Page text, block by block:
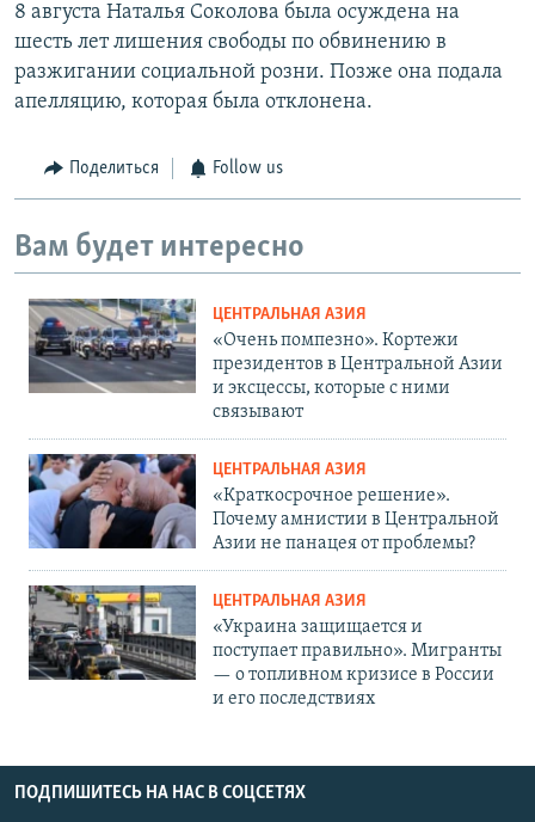
8 августа Наталья Соколова была осуждена на
шесть лет лишения свободы по обвинению в
разжигании социальной розни. Позже она подала
апелляцию, которая была отклонена.
Поделиться Follow us
Вам будет интересно
ЦЕНТРАЛЬНАЯ АЗИЯ
«Очень помпезно». Кортежи
президентов в Центральной Азии
и эксцессы, которые с ними
связывают
ЦЕНТРАЛЬНАЯ АЗИЯ
«Краткосрочное решение».
Почему амнистии в Центральной
Азии не панацея от проблемы?
ЦЕНТРАЛЬНАЯ АЗИЯ
«Украина защищается и
поступает правильно». Мигранты
— о топливном кризисе в России
и его последствиях
ПОДПИШИТЕСЬ НА НАС В СОЦСЕТЯХ